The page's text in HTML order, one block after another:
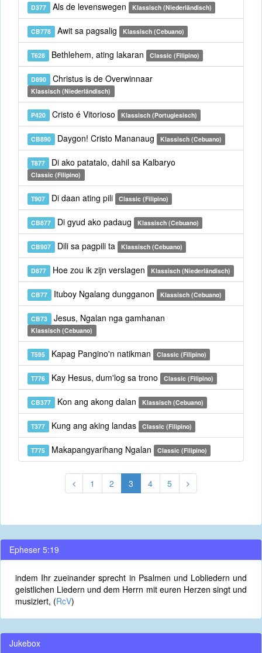
D377 Als de levenswegen Klassisch (Niederländisch)
CB778 Awit sa pagsalig Klassisch (Cebuano)
T628 Bethlehem, ating lakaran Classic (Filipino)
D890 Christus is de Overwinnaar
Klassisch (Niederländisch)
P420 Cristo é Vitorioso Klassisch (Portugiesisch)
CB890 Daygon! Cristo Mananaug Klassisch (Cebuano)
T877 Di ako patatalo, dahil sa Kalbaryo
Classic (Filipino)
T907 Di daan ating pili Classic (Filipino)
CB877 Di gyud ako padaug Klassisch (Cebuano)
CB907 Dili sa pagpili ta Klassisch (Cebuano)
D877 Hoe zou ik zijn verslagen Klassisch (Niederländisch)
CB77 Ituboy Ngalang dungganon Klassisch (Cebuano)
CB73 Jesus, Ngalan nga gamhanan
Klassisch (Cebuano)
T595 Kapag Pangino'n natikman Classic (Filipino)
T776 Kay Hesus, dum'log sa trono Classic (Filipino)
CB377 Kon ang akong dalan Klassisch (Cebuano)
T377 Kung ang aking landas Classic (Filipino)
T775 Makapangyarihang Ngalan Classic (Filipino)
1 2 3 4 5
Epheser 5:19
indem Ihr zueinander sprecht in Psalmen und Lobliedern und
geistlichen Liedern und dem Herrn mit euren Herzen singt und
musiziert, (RcV)
Jukebox